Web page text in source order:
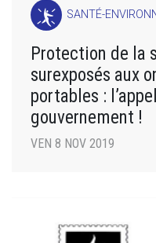
SANTÉ-
Protection de la
surexposés aux
portables :
gouvernement !
VEN 8 NOV 2019